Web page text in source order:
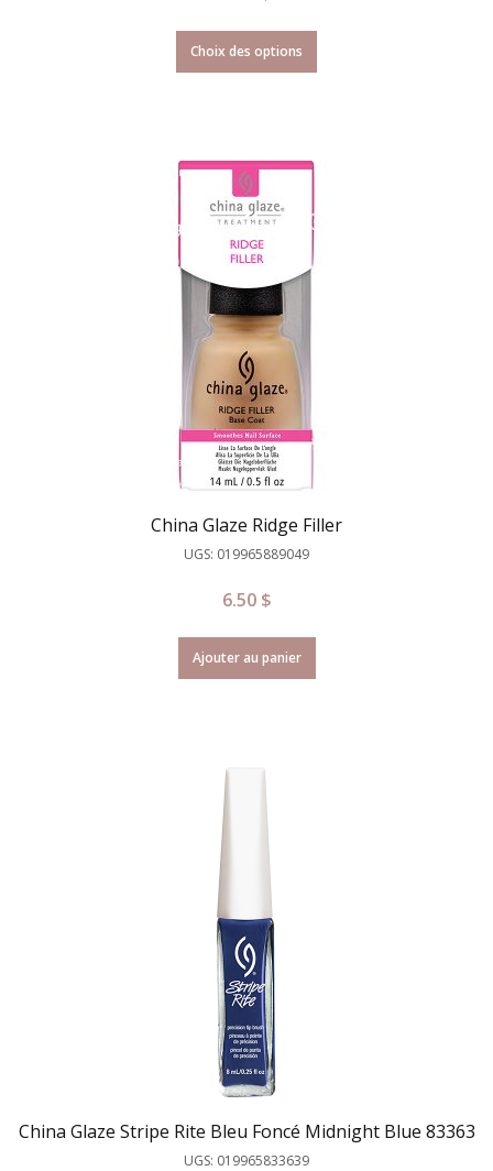
Choix des options
China Glaze Ridge Filler
UGS: 019965889049
6.50 $
Ajouter au panier
China Glaze Stripe Rite Bleu Foncé Midnight Blue 83363
UGS: 019965833639